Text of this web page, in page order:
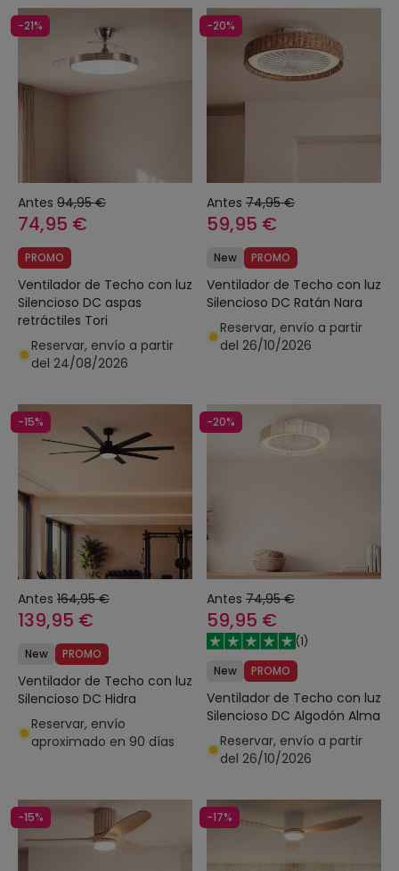
-21%
Antes 94,95 €
74,95 €
PROMO
Ventilador de Techo con luz
Silencioso DC aspas
retráctiles Tori
Reservar, envío a partir
del 24/08/2026
-20%
Antes 74,95 €
59,95 €
New PROMO
Ventilador de Techo con luz
Silencioso DC Ratán Nara
Reservar, envío a partir
del 26/10/2026
-15%
Antes 164,95 €
139,95 €
New PROMO
Ventilador de Techo con luz
Silencioso DC Hidra
Reservar, envío
aproximado en 90 días
-20%
Antes 74,95 €
59,95 €
(1)
New
PROMO
Ventilador de Techo con luz
Silencioso DC Algodón Alma
Reservar, envío a partir
del 26/10/2026
-15% -17%